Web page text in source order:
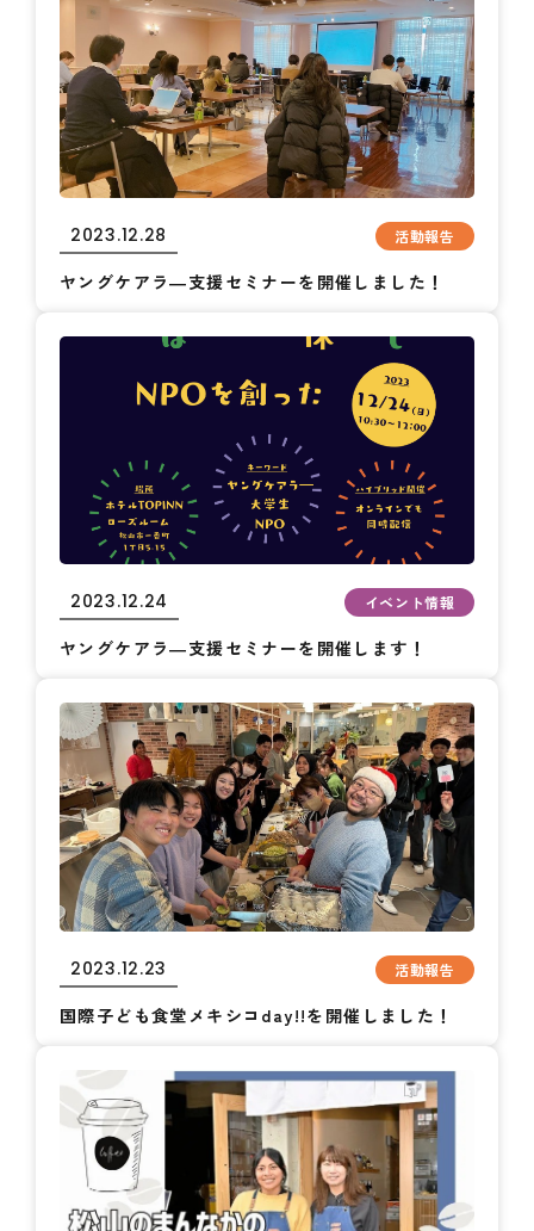
2023.12.28 活動報告
ヤングケアラ―支援セミナーを開催しました！
2023.12.24 イベント情報
ヤングケアラ―支援セミナーを開催します！
2023.12.23 活動報告
国際子ども食堂メキシコday!!を開催しました！